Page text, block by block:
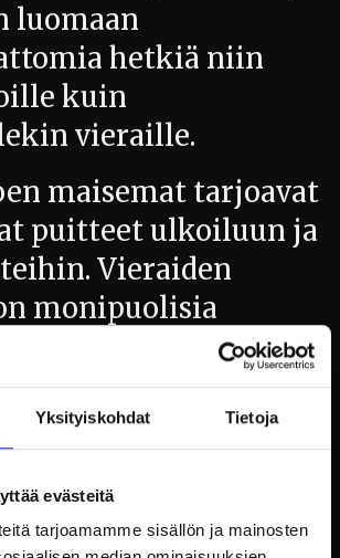
Yksityiskohdat Tietoja
evästeitä
tarjoamamme sisällön ja mainosten
luomaan
hetkiä niin
kuin
vieraille.
maisemat tarjoavat
puitteet ulkoiluun ja
Vieraiden
monipuolisia
ja seikkailuun
kuten melontaa,
ruukkimiljöössä.
eivät